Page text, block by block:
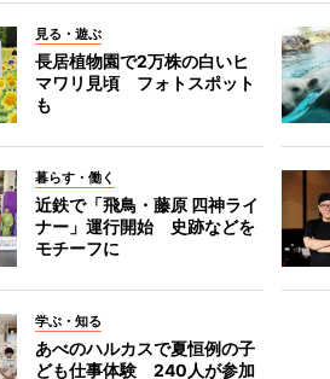
見る・遊ぶ
長居植物園で2万株の白いヒ
マワリ見頃 フォトスポット
も
暮らす・働く
近鉄で「飛鳥・藤原 四神ライ
ナー」運行開始 史跡などを
モチーフに
学ぶ・知る
あべのハルカスで夏恒例の子
ども仕事体験 240人が参加